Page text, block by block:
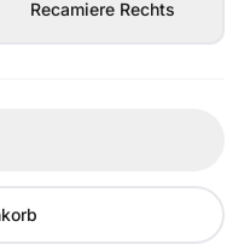
Recamiere Rechts